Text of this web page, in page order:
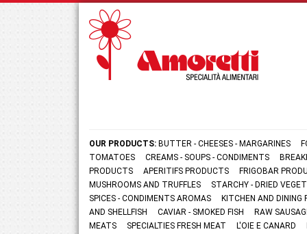
OUR PRODUCTS: BUTTER - CHEESES - MARGARINES
TOMATOES
CREAMS - SOUPS - CONDIMENTS
PRODUCTS
APERITIFS PRODUCTS
FRIGOBAR
MUSHROOMS AND TRUFFLES
STARCHY - DRIED
SPICES - CONDIMENTS AROMAS
KITCHEN AND
AND SHELLFISH
CAVIAR - SMOKED FISH
RAW
MEATS
SPECIALTIES FRESH MEAT L'OIE E CANARD